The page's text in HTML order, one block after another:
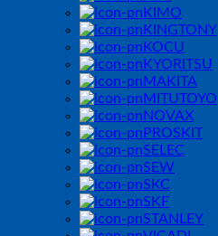
KIMO
KINGTONY
KOCU
KYORITSU
MAKITA
MITUTOYO
NOVAX
PROSKIT
SELEC
SEW
SKC
SKF
STANLEY